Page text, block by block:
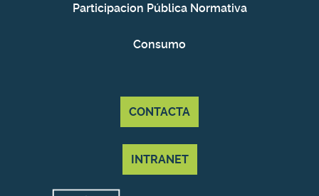
Participacion Pública Normativa
Consumo
CONTACTA
INTRANET